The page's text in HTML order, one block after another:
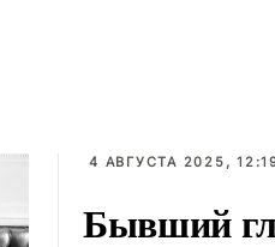
4 АВГУСТА 2025,
Бывший